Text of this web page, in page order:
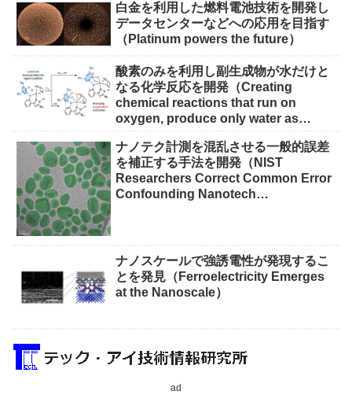
白金を利用した燃料電池技術を開発し
データセンターなどへの応用を目指す
（Platinum powers the future）
酸素のみを利用し副生成物が水だけと
なる化学反応を開発（Creating
chemical reactions that run on
oxygen, produce only water as
ナノテク計測を混乱させる一般的誤差
を補正する手法を開発（NIST
Researchers Correct Common Error
Confounding Nanotech
ナノスケールで強誘電性が発現するこ
とを発見（Ferroelectricity Emerges
at the Nanoscale）
ad